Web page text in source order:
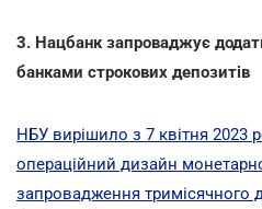
3. Нацбанк запроваджує
банками строкових депозитів
НБУ вирішило з 7 квітня 2023
операційний дизайн
запровадження тримісячного